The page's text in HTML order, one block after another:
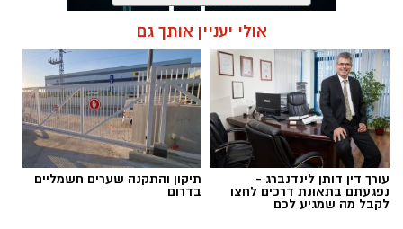
להורדת האפליקציה לחצו כאן
כשפרופסור חזי לוי מונה כמנכ״ל משרד
הבריאות, לא היה ספק שהדוברת איילת קידר,
תלווה אותו. מחר (רביעי) יהיה יומה האחרון
במרכז הרפואי כדוברת ותשמש כעוזרת
והדוברת של פרופסור חזי לוי.
אולי יעניין אותך גם
עורך דין דותן לינדנברג -
נפגעתם בתאונת דרכים לחצו
לקבל מה שמגיע לכם
תיקון והתקנה שערים חשמליים
בדרום